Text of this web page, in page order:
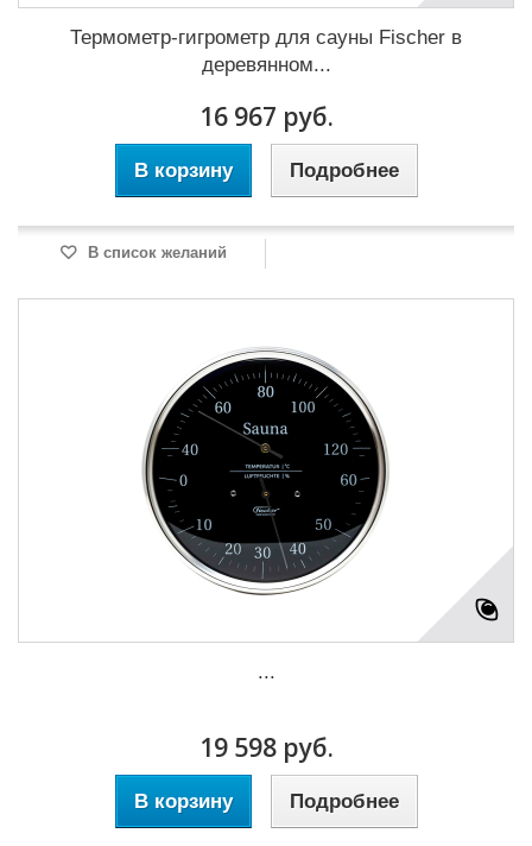
Термометр-гигрометр для сауны Fischer в
деревянном...
16 967 руб.
В корзину Подробнее
В список желаний
...
19 598 руб.
В корзину Подробнее